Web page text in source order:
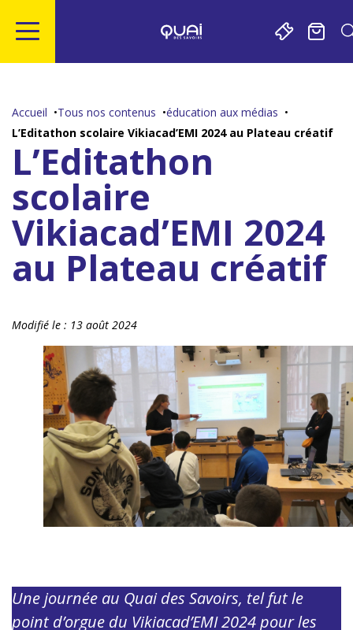
contenu
page
Accueil Tous nos contenus
éducation aux médias
L’Editathon scolaire Vikiacad’EMI 2024 au Plateau créatif
L’Editathon
scolaire
Vikiacad’EMI 2024
au Plateau créatif
Modifié le : 13 août 2024
Une journée au Quai des Savoirs, tel fut le
point d’orgue du Vikiacad’EMI 2024 pour les